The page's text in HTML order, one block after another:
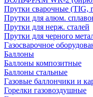
Прутки сварочные (TIG,
Прутки для алюм.
Прутки для нерж. сталей
Прутки для черного
Газосварочное
Баллоны
Баллоны композитные
Баллоны стальные
Газовые баллончики и
Горелки газовоздушные